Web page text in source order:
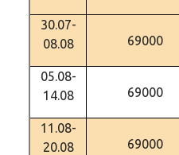
30.07-
08.08
69000
05.08-
14.08
69000
11.08-
20.08
69000